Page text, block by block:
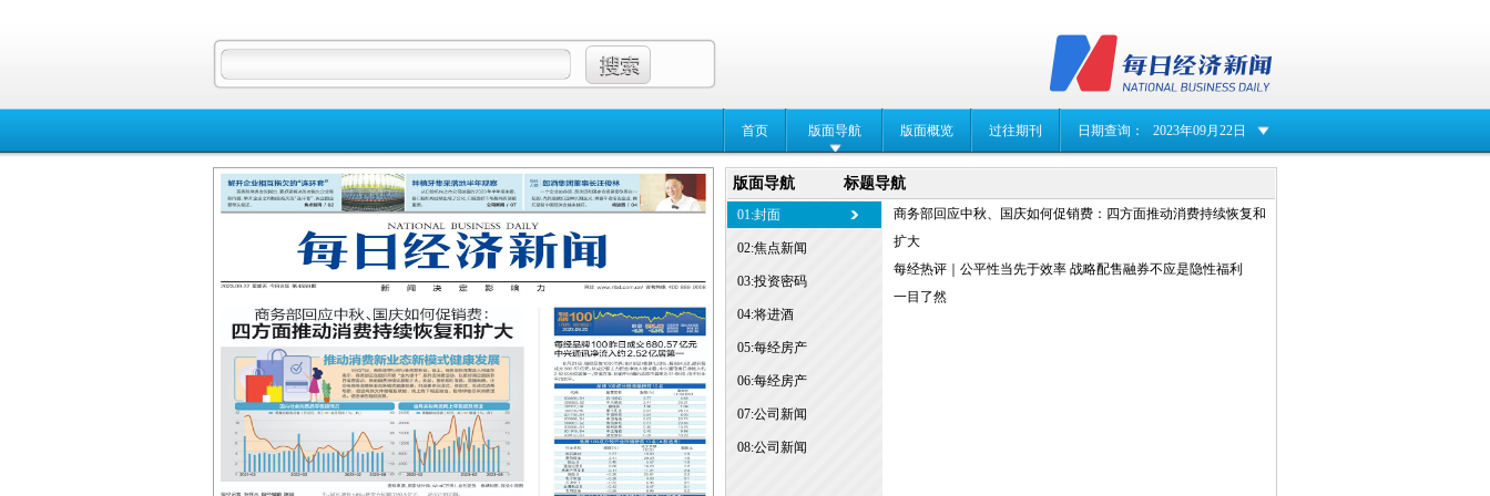
首页 版面导航 版面概览 过往期刊 日期查询： 2023年09月22日
版面导航 标题导航
01:封面
02:焦点新闻
03:投资密码
04:将进酒
05:每经房产
06:每经房产
07:公司新闻
08:公司新闻
商务部回应中秋、国庆如何促销费：四方面推动消费持续恢复和
扩大
每经热评｜公平性当先于效率 战略配售融券不应是隐性福利
一目了然